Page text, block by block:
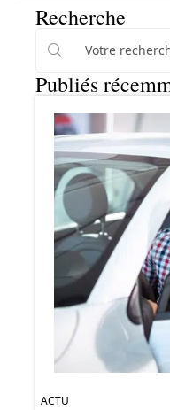
Recherche
Publiés
ACTU